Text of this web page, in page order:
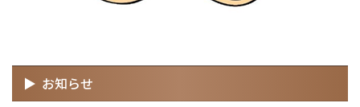
お知らせ